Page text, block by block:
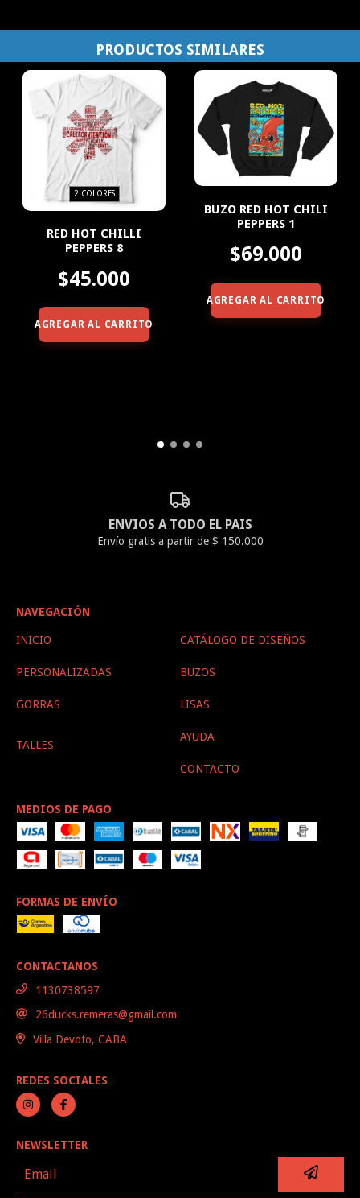
PRODUCTOS SIMILARES
2 COLORES
RED HOT CHILLI
PEPPERS 8
$45.000
AGREGAR AL CARRITO
BUZO RED HOT CHILI
PEPPERS 1
$69.000
AGREGAR AL CARRITO
ENVIOS A TODO EL PAIS
Envío gratis a partir de $ 150.000
NAVEGACIÓN
INICIO CATÁLOGO DE DISEÑOS
PERSONALIZADAS BUZOS
GORRAS LISAS
TALLES
AYUDA
CONTACTO
MEDIOS DE PAGO
FORMAS DE ENVÍO
CONTACTANOS
1130738597
26ducks.remeras@gmail.com
Villa Devoto, CABA
REDES SOCIALES
NEWSLETTER